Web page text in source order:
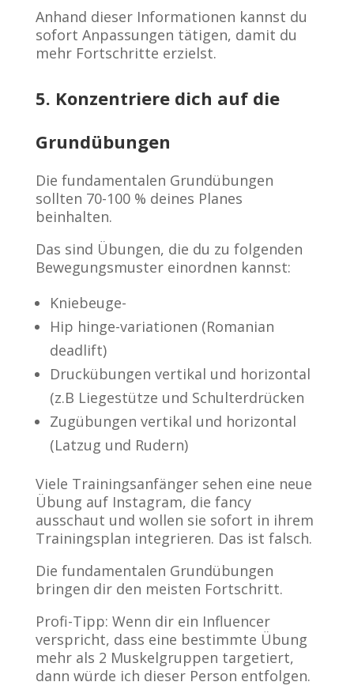
Anhand dieser Informationen kannst du
sofort Anpassungen tätigen, damit du
mehr Fortschritte erzielst.
5. Konzentriere dich auf die
Grundübungen
Die fundamentalen Grundübungen
sollten 70-100 % deines Planes
beinhalten.
Das sind Übungen, die du zu folgenden
Bewegungsmuster einordnen kannst:
Kniebeuge-
Hip hinge-variationen (Romanian
deadlift)
Druckübungen vertikal und horizontal
(z.B Liegestütze und Schulterdrücken
Zugübungen vertikal und horizontal
(Latzug und Rudern)
Viele Trainingsanfänger sehen eine neue
Übung auf Instagram, die fancy
ausschaut und wollen sie sofort in ihrem
Trainingsplan integrieren. Das ist falsch.
Die fundamentalen Grundübungen
bringen dir den meisten Fortschritt.
Profi-Tipp: Wenn dir ein Influencer
verspricht, dass eine bestimmte Übung
mehr als 2 Muskelgruppen targetiert,
dann würde ich dieser Person entfolgen.